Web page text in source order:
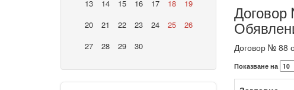
13
14 15 16 17 18
19
20
21 22 23 24 25
26
27
28 29 30 Договор № 88
Показване на